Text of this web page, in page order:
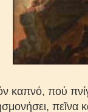
καπνό, πού
πεῖνα